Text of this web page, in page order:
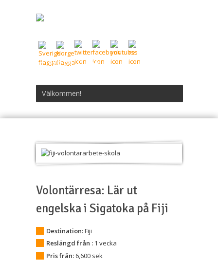
076-56 03 844
Välkommen!
Volontärresa: Lär ut
engelska i Sigatoka på Fiji
Destination:Fiji
Reslängd från : 1 vecka
Pris från: 6,600 sek